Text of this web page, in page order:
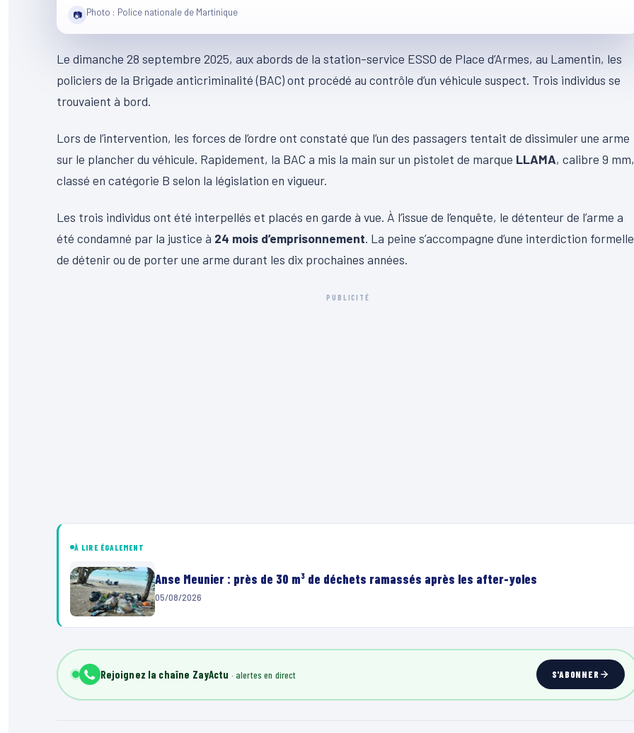
📷 Photo : Police nationale de Martinique
Le dimanche 28 septembre 2025, aux abords de la station-service ESSO de Place d’Armes, au Lamentin, les
policiers de la Brigade anticriminalité (BAC) ont procédé au contrôle d’un véhicule suspect. Trois individus se
trouvaient à bord.
Lors de l’intervention, les forces de l’ordre ont constaté que l’un des passagers tentait de dissimuler une arme
sur le plancher du véhicule. Rapidement, la BAC a mis la main sur un pistolet de marque LLAMA, calibre 9 mm,
classé en catégorie B selon la législation en vigueur.
Les trois individus ont été interpellés et placés en garde à vue. À l’issue de l’enquête, le détenteur de l’arme a
été condamné par la justice à 24 mois d’emprisonnement. La peine s’accompagne d’une interdiction formelle
de détenir ou de porter une arme durant les dix prochaines années.
PUBLICITÉ
À LIRE ÉGALEMENT
Anse Meunier : près de 30 m³ de déchets ramassés après les after-yoles
05/08/2026
Rejoignez la chaîne ZayActu S'ABONNER